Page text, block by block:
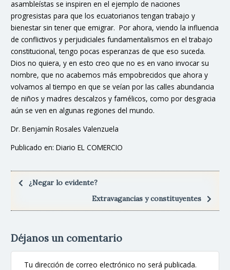
asambleístas se inspiren en el ejemplo de naciones
progresistas para que los ecuatorianos tengan trabajo y
bienestar sin tener que emigrar. Por ahora, viendo la influencia
de conflictivos y perjudiciales fundamentalismos en el trabajo
constitucional, tengo pocas esperanzas de que eso suceda.
Dios no quiera, y en esto creo que no es en vano invocar su
nombre, que no acabemos más empobrecidos que ahora y
volvamos al tiempo en que se veían por las calles abundancia
de niños y madres descalzos y famélicos, como por desgracia
aún se ven en algunas regiones del mundo.
Dr. Benjamín Rosales Valenzuela
Publicado en: Diario EL COMERCIO
¿Negar lo evidente?
Extravagancias y constituyentes
Déjanos un comentario
Tu dirección de correo electrónico no será publicada.